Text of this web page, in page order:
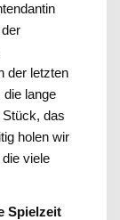
der letzten
lange
Stück, das
holen wir
viele
Spielzeit